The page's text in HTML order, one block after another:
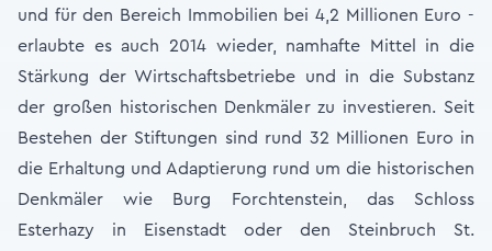
und für den Bereich Immobilien bei 4,2 Millionen Euro -
erlaubte es auch 2014 wieder, namhafte Mittel in die
Stärkung der Wirtschaftsbetriebe und in die Substanz
der großen historischen Denkmäler zu investieren. Seit
Bestehen der Stiftungen sind rund 32 Millionen Euro in
die Erhaltung und Adaptierung rund um die historischen
Denkmäler wie Burg Forchtenstein, das Schloss
Esterhazy in Eisenstadt oder den Steinbruch St.